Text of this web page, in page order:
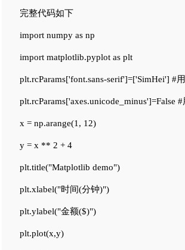
完整代码如下
import numpy as np
import matplotlib.pyplot as plt
plt.rcParams['font.sans-serif']=['SimHei'] #
plt.rcParams['axes.unicode_minus']=False
x = np.arange(1, 12)
y = x ** 2 + 4
plt.title("Matplotlib demo")
plt.xlabel("时间(分钟)")
plt.ylabel("金额($)")
plt.plot(x,y)